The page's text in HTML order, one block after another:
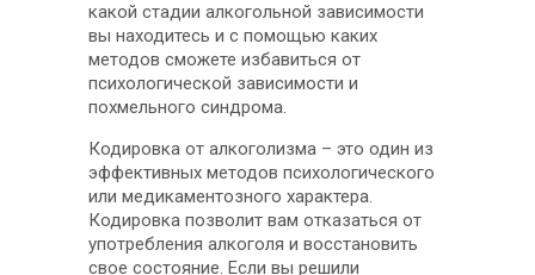
какой стадии алкогольной зависимости
вы находитесь и с помощью каких
методов сможете избавиться от
психологической зависимости и
похмельного синдрома.
Кодировка от алкоголизма – это один из
эффективных методов психологического
или медикаментозного характера.
Кодировка позволит вам отказаться от
употребления алкоголя и восстановить
свое состояние. Если вы решили